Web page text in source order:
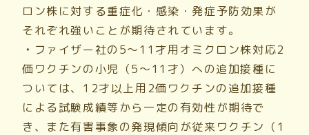
ロン株に対する重症化・感染・発症予防効果が
それぞれ強いことが期待されています。
・ ファイザー社の5～11才用オミクロン株対応2
価ワクチンの小児（5～11才）への追加接種に
ついては、12才以上用2価ワクチンの追加接種
による試験成績等から一定の有効性が期待で
き、また有害事象の発現傾向が従来ワクチン（1